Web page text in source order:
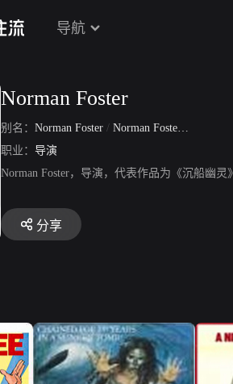
导航
Norman Foster
别名： Norman Foster / Norman Foster Hoeffer
职业： 导演
Norman Foster，导演，代表作品为《沉船幽
分享